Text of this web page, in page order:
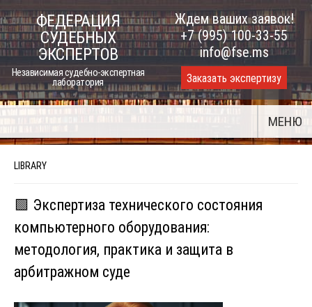
Skip
to
content
ФЕДЕРАЦИЯ
СУДЕБНЫХ
ЭКСПЕРТОВ
Независимая судебно-экспертная
лаборатория
Ждем ваших заявок!
+7 (995) 100-33-55
info@fse.ms
Заказать экспертизу
МЕНЮ
LIBRARY
🟩 Экспертиза технического состояния
компьютерного оборудования:
методология, практика и защита в
арбитражном суде